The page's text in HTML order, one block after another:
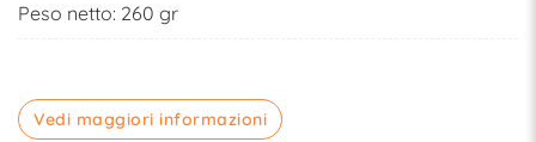
Peso netto: 260 gr
Vedi maggiori informazioni